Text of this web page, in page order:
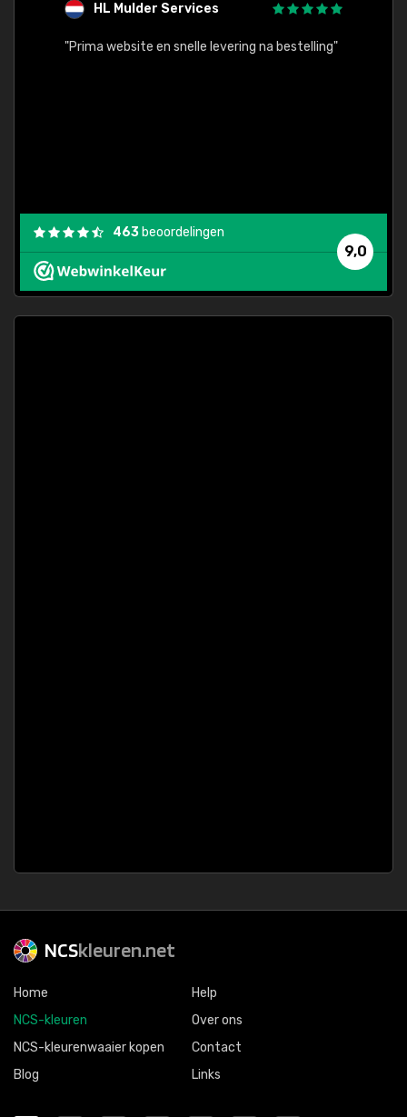
HL Mulder Services
"Prima website en snelle levering na bestelling"
9,0
463 beoordelingen
NCSkleuren.net
Home
NCS-kleuren
NCS-kleurenwaaier kopen
Blog
Help
Over ons
Contact
Links